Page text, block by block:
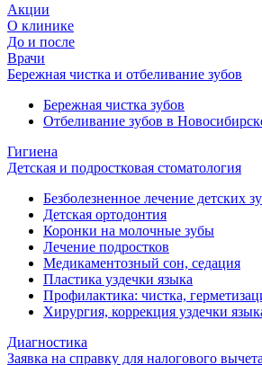
Акции
О клинике
До и после
Врачи
Бережная чистка и отбеливание зубов
Бережная чистка зубов
Отбеливание зубов в
Гигиена
Детская и подростковая стоматология
Безболезненное лечение детских
Детская ортодонтия
Коронки на молочные зубы
Лечение подростков
Медикаментозный сон, седация
Пластика уздечки языка
Профилактика: чистка,
Хирургия, коррекция уздечки
Диагностика
Заявка на справку для налогового вычета